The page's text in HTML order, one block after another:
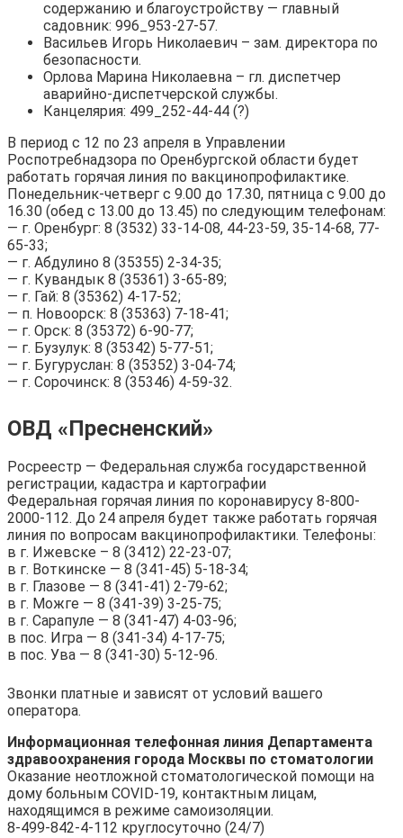
содержанию и благоустройству — главный
садовник: 996_953-27-57.
Васильев Игорь Николаевич – зам. директора по
безопасности.
Орлова Марина Николаевна – гл. диспетчер
аварийно-диспетчерской службы.
Канцелярия: 499_252-44-44 (?)
В период с 12 по 23 апреля в Управлении
Роспотребнадзора по Оренбургской области будет
работать горячая линия по вакцинопрофилактике.
Понедельник-четверг с 9.00 до 17.30, пятница с 9.00 до
16.30 (обед с 13.00 до 13.45) по следующим телефонам:
— г. Оренбург: 8 (3532) 33-14-08, 44-23-59, 35-14-68, 77-
65-33;
— г. Абдулино 8 (35355) 2-34-35;
— г. Кувандык 8 (35361) 3-65-89;
— г. Гай: 8 (35362) 4-17-52;
— п. Новоорск: 8 (35363) 7-18-41;
— г. Орск: 8 (35372) 6-90-77;
— г. Бузулук: 8 (35342) 5-77-51;
— г. Бугуруслан: 8 (35352) 3-04-74;
— г. Сорочинск: 8 (35346) 4-59-32.
ОВД «Пресненский»
Росреестр — Федеральная служба государственной
регистрации, кадастра и картографии
Федеральная горячая линия по коронавирусу 8-800-
2000-112. До 24 апреля будет также работать горячая
линия по вопросам вакцинопрофилактики. Телефоны:
в г. Ижевске – 8 (3412) 22-23-07;
в г. Воткинске — 8 (341-45) 5-18-34;
в г. Глазове — 8 (341-41) 2-79-62;
в г. Можге — 8 (341-39) 3-25-75;
в г. Сарапуле — 8 (341-47) 4-03-96;
в пос. Игра — 8 (341-34) 4-17-75;
в пос. Ува — 8 (341-30) 5-12-96.
Звонки платные и зависят от условий вашего
оператора.
Информационная телефонная линия Департамента
здравоохранения города Москвы по стоматологии
Оказание неотложной стоматологической помощи на
дому больным COVID-19, контактным лицам,
находящимся в режиме самоизоляции.
8-499-842-4-112 круглосуточно (24/7)